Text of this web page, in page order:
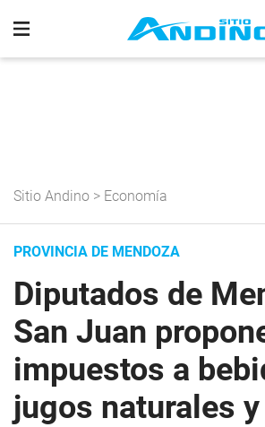
Sitio Andino > Economía
PROVINCIA DE MENDOZA
Diputados de
San Juan
impuestos a
jugos naturales